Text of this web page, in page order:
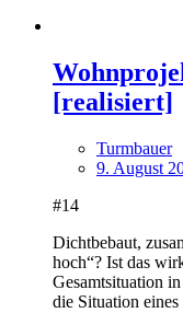
[realisiert]
Turmbauer
9. August
#14
Dichtbebaut,
hoch“? Ist das
Gesamtsituation
die Situation